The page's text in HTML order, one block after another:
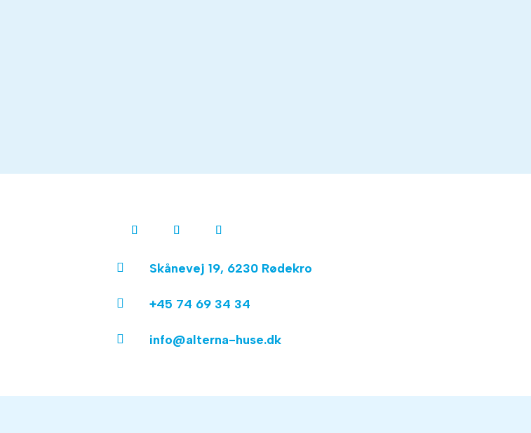
 Skånevej 19, 6230 Rødekro
 +45 74 69 34 34
 info@alterna-huse.dk